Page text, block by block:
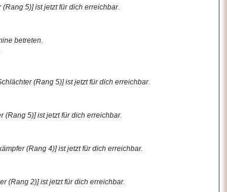
5)] ist jetzt für dich erreichbar.
betreten.
(Rang 5)] ist jetzt für dich erreichbar.
(Rang 5)] ist jetzt für dich erreichbar.
(Rang 4)] ist jetzt für dich erreichbar.
(Rang 2)] ist jetzt für dich erreichbar.